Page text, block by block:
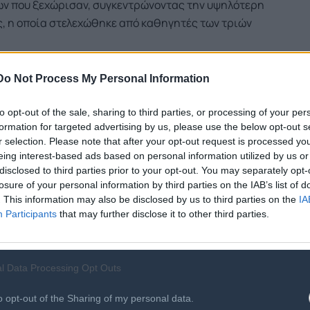
Not Process My Personal Information
opt-out of the sale, sharing to third parties, or processing of your
for targeted advertising by us, please use the below opt-out
selection. Please note that after your opt-out request is processed
interest-based ads based on personal information utilized by us
to third parties prior to your opt-out. You may separately
of your personal information by third parties on the IAB’s list of
This information may also be disclosed by us to third parties on the
Participants that may further disclose it to other third parties.
Data Processing Opt Outs
opt-out of the Sharing of my personal data.
που ξεχώρισαν, συγκεντρώνοντας την υψηλότερη
η οποία στελεχώθηκε από καθηγητές των τριών
Jolt» από το Πανεπιστήμιο Μακεδονίας, για εφαρμογή η
σε φυσική γλώσσα με τον προηγμένο ταξιδιωτικό
τους ευκολότερα από ποτέ.
από το Αριστοτέλειο Πανεπιστήμιο Θεσσαλονίκης
στην επίλυση του προβλήματος της στάθμευσης στη
τον κόσμο.
από το Διεθνές Πανεπιστήμιο Θεσσαλονίκης
σε οργανισμούς, επιχειρήσεις και πολίτες να το
αποκτήσουν ασφαλή, εύκολη και γρήγορη πρόσβαση στις
τηςNetcompany -Intrasoftδήλωσε σχετικά: